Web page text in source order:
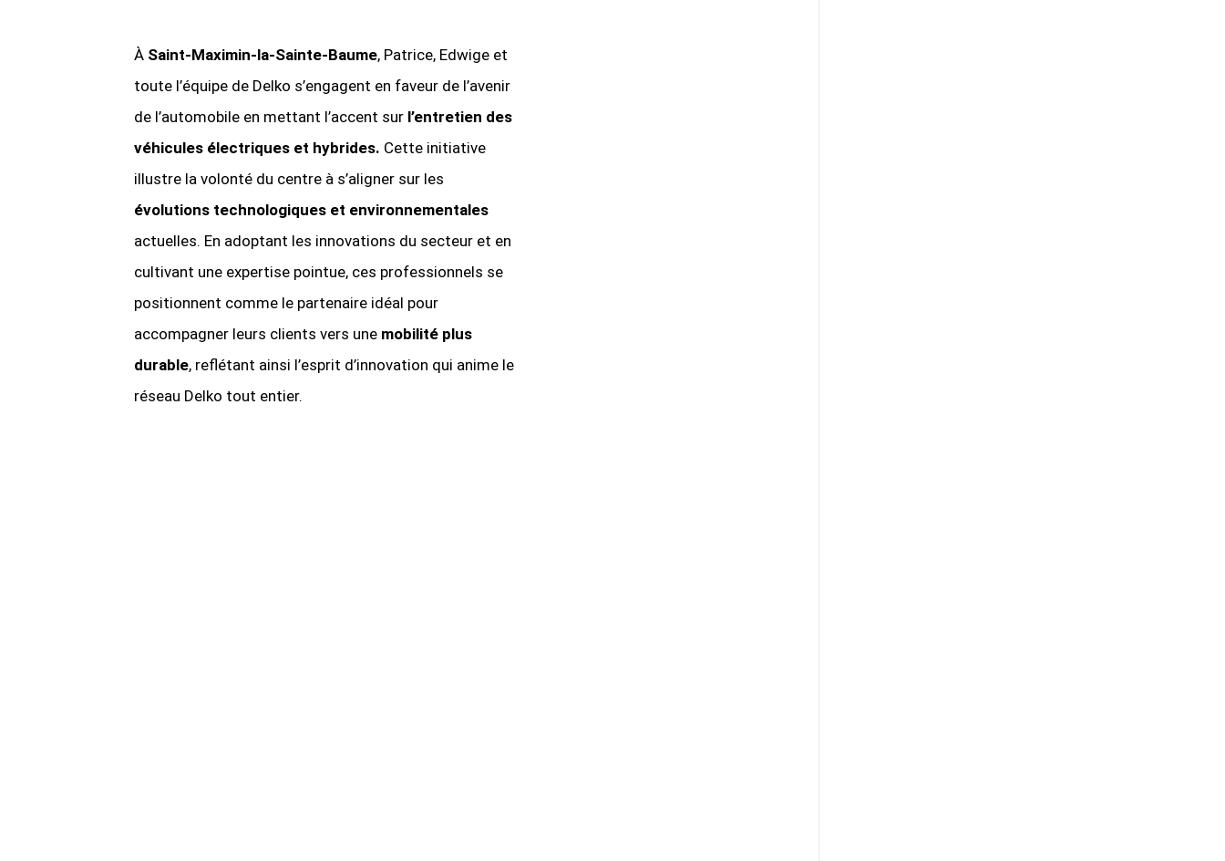
À Saint-Maximin-la-Sainte-Baume, Patrice, Edwige et
toute l’équipe de Delko s’engagent en faveur de l’avenir
de l’automobile en mettant l’accent sur l’entretien des
véhicules électriques et hybrides. Cette initiative
illustre la volonté du centre à s’aligner sur les
évolutions technologiques et environnementales
actuelles. En adoptant les innovations du secteur et en
cultivant une expertise pointue, ces professionnels se
positionnent comme le partenaire idéal pour
accompagner leurs clients vers une mobilité plus
durable, reflétant ainsi l’esprit d’innovation qui anime le
réseau Delko tout entier.